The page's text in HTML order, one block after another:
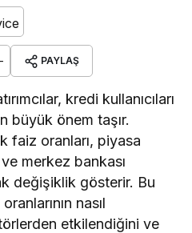
- PAYLAŞ
kredi kullanıcıları
büyük önem taşır.
faiz oranları, piyasa
merkez bankası
değişiklik gösterir. Bu
nasıl
etkilendiğini ve